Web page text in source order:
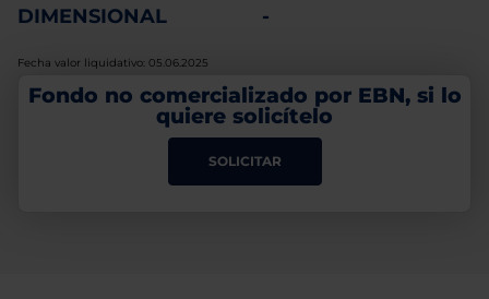
DIMENSIONAL -
Fecha valor liquidativo: 05.06.2025
Fondo no comercializado por EBN, si lo
quiere solicítelo
SOLICITAR